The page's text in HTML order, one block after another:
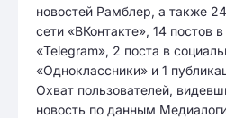
новостей Рамблер, а также
сети «ВКонтакте», 14 постов
«Telegram», 2 поста в
«Одноклассники» и 1
Охват пользователей,
новость по данным